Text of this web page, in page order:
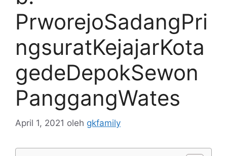
PrworejoSadangPri
ngsuratKejajarKota
gedeDepokSewon
PanggangWates
April 1, 2021 oleh gkfamily